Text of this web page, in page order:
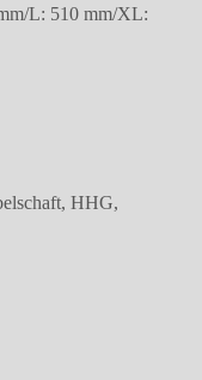
L: 510 mm/XL:
HHG,